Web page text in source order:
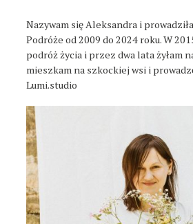
Nazywam się Aleksandra i
Podróże od 2009 do 2024 roku. W
podróż życia i przez dwa lata żyłam
mieszkam na szkockiej wsi i
Lumi.studio